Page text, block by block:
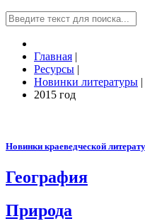
Главная |
Ресурсы |
Новинки литературы |
2015 год
Новинки краеведческой
География
Природа